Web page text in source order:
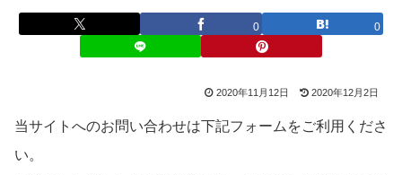
0 0
2020年11月12日 2020年12月2日
当サイトへのお問い合わせは下記フォームをご利用くださ
い。